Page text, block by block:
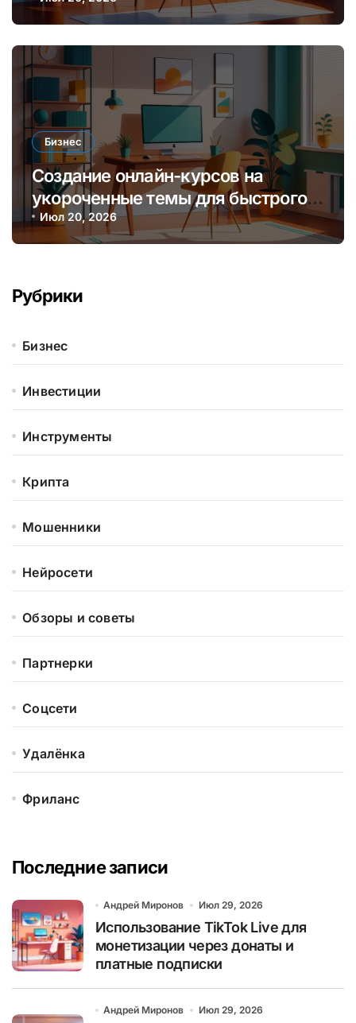
экспертизы
Бизнес
Создание онлайн-курсов на
укороченные темы для быстрого
заработка и обучения аудитории
Июл 20, 2026
Рубрики
Бизнес
Инвестиции
Инструменты
Крипта
Мошенники
Нейросети
Обзоры и советы
Партнерки
Соцсети
Удалёнка
Фриланс
Последние записи
Андрей Миронов Июл 29, 2026
Использование TikTok Live для
монетизации через донаты и
платные подписки
Андрей Миронов Июл 29, 2026